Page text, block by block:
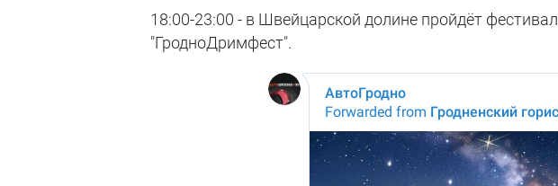
18:00-23:00 - в Швейцарской долине пройдёт
"ГродноДримфест".